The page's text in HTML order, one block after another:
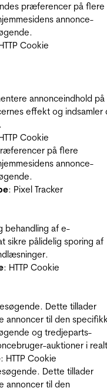
præferencer på flere
annonce-
Cookie
annonceindhold på
effekt og indsamler
Cookie
på flere
annonce-
: Pixel Tracker
behandling af e-
sikre pålidelig sporing af
: HTTP Cookie
Dette tillader
annoncer til den
og tredjeparts-
auktioner i
: HTTP Cookie
Dette tillader
annoncer til den